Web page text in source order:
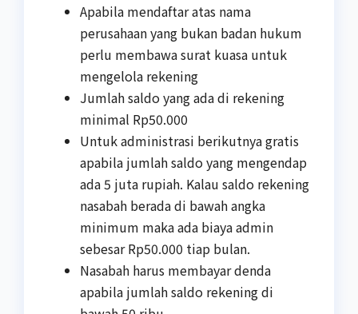
Apabila mendaftar atas nama
perusahaan yang bukan badan hukum
perlu membawa surat kuasa untuk
mengelola rekening
Jumlah saldo yang ada di rekening
minimal Rp50.000
Untuk administrasi berikutnya gratis
apabila jumlah saldo yang mengendap
ada 5 juta rupiah. Kalau saldo rekening
nasabah berada di bawah angka
minimum maka ada biaya admin
sebesar Rp50.000 tiap bulan.
Nasabah harus membayar denda
apabila jumlah saldo rekening di